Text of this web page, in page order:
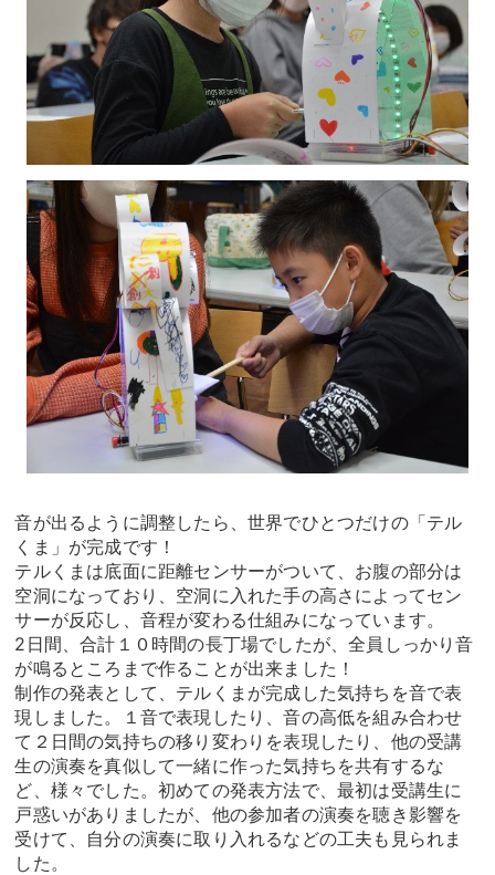
音が出るように調整したら、世界でひとつだけの「テル
くま」が完成です！
テルくまは底面に距離センサーがついて、お腹の部分は
空洞になっており、空洞に入れた手の高さによってセン
サーが反応し、音程が変わる仕組みになっています。
2日間、合計１０時間の長丁場でしたが、全員しっかり音
が鳴るところまで作ることが出来ました！
制作の発表として、テルくまが完成した気持ちを音で表
現しました。１音で表現したり、音の高低を組み合わせ
て２日間の気持ちの移り変わりを表現したり、他の受講
生の演奏を真似して一緒に作った気持ちを共有するな
ど、様々でした。初めての発表方法で、最初は受講生に
戸惑いがありましたが、他の参加者の演奏を聴き影響を
受けて、自分の演奏に取り入れるなどの工夫も見られま
した。